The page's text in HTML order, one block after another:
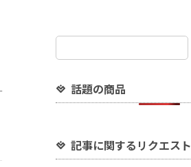
話題の商品
記事に関するリクエスト